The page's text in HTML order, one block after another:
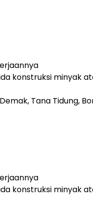
konstruksi minyak
Tana Tidung,
konstruksi minyak